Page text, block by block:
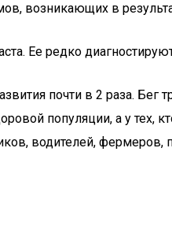
возникающих в
Ее редко
почти в 2 раза. Бег
популяции, а у тех,
водителей,